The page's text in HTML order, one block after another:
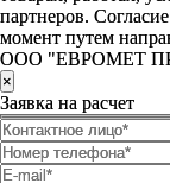
партнеров.
момент путем
ООО "ЕВРОМЕТ
×
Заявка на расчет